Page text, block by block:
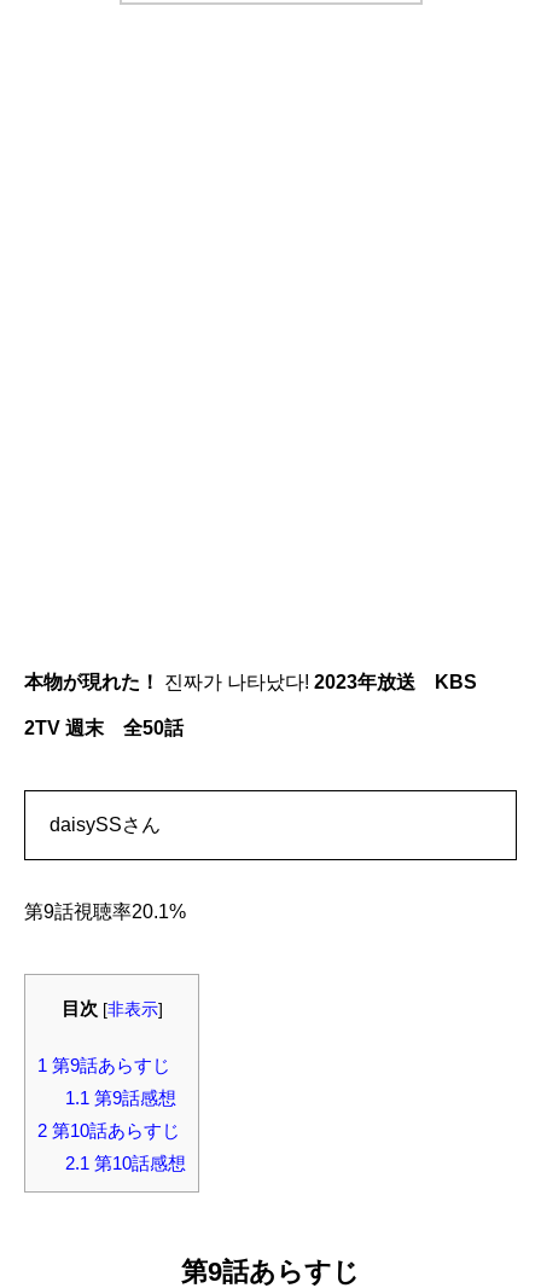
本物が現れた！ 진짜가 나타났다! 2023年放送 KBS
2TV 週末 全50話
daisySSさん
第9話視聴率20.1%
目次 [非表示]
1 第9話あらすじ
1.1 第9話感想
2 第10話あらすじ
2.1 第10話感想
第9話あらすじ